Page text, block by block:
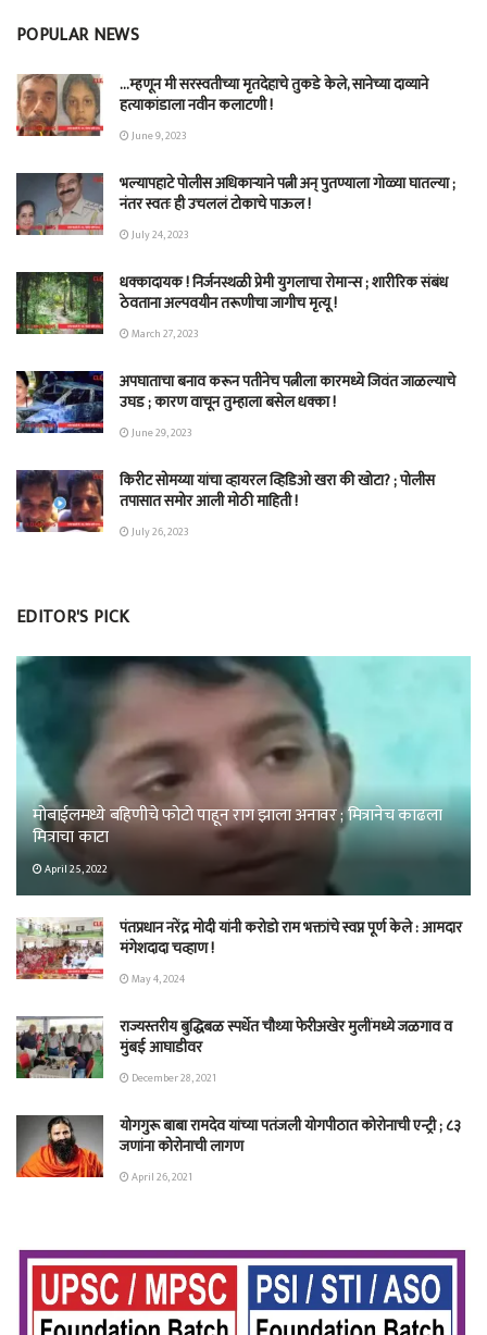
POPULAR NEWS
…म्हणून मी सरस्वतीच्या मृतदेहाचे तुकडे केले, सानेच्या दाव्याने
हत्याकांडाला नवीन कलाटणी !
June 9, 2023
भल्यापहाटे पोलीस अधिकाऱ्याने पत्नी अन् पुतण्याला गोळ्या घातल्या ;
नंतर स्वतः ही उचललं टोकाचे पाऊल !
July 24, 2023
धक्कादायक ! निर्जनस्थळी प्रेमी युगलाचा रोमान्स ; शारीरिक संबंध
ठेवताना अल्पवयीन तरूणीचा जागीच मृत्यू !
March 27, 2023
अपघाताचा बनाव करून पतीनेच‎ पत्नीला कारमध्ये जिवंत जाळल्याचे
उघड ; कारण वाचून तुम्हाला बसेल धक्का !
June 29, 2023
किरीट सोमय्या यांचा व्हायरल व्हिडिओ खरा की खोटा? ; पोलीस
तपासात समोर आली मोठी माहिती !
July 26, 2023
EDITOR'S PICK
मोबाईलमध्ये बहिणीचे फोटो पाहून राग झाला अनावर ; मित्रानेच काढला
मित्राचा काटा
April 25, 2022
पंतप्रधान नरेंद्र मोदी यांनी करोडो राम भक्तांचे स्वप्न पूर्ण केले : आमदार
मंगेशदादा चव्हाण !
May 4, 2024
राज्यस्तरीय बुद्धिबळ स्पर्धेत चौथ्या फेरीअखेर मुलींमध्ये जळगाव व
मुंबई आघाडीवर
December 28, 2021
योगगुरू बाबा रामदेव यांच्या पतंजली योगपीठात कोरोनाची एन्ट्री ; ८३
जणांना कोरोनाची लागण
April 26, 2021